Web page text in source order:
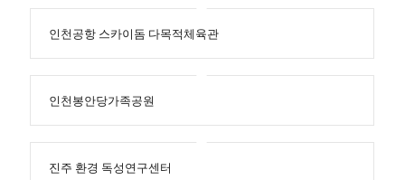
인천공항 스카이돔 다목적체육관
인천봉안당가족공원
진주 환경 독성연구센터